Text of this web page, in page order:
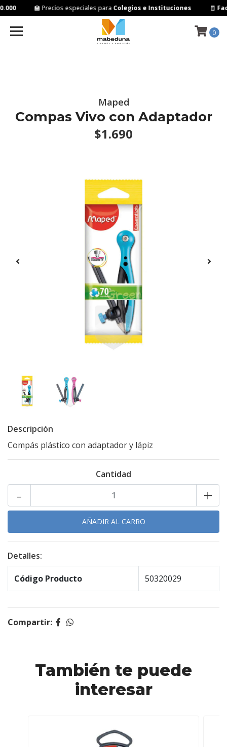
🏫 Precios especiales paraColegios e Instituciones 🧾
0
Maped
Compas Vivo con Adaptador
$1.690
Descripción
Compás plástico con adaptador y lápiz
Cantidad
+
-
Detalles:
Código Producto 50320029
Compartir:
También te puede
interesar